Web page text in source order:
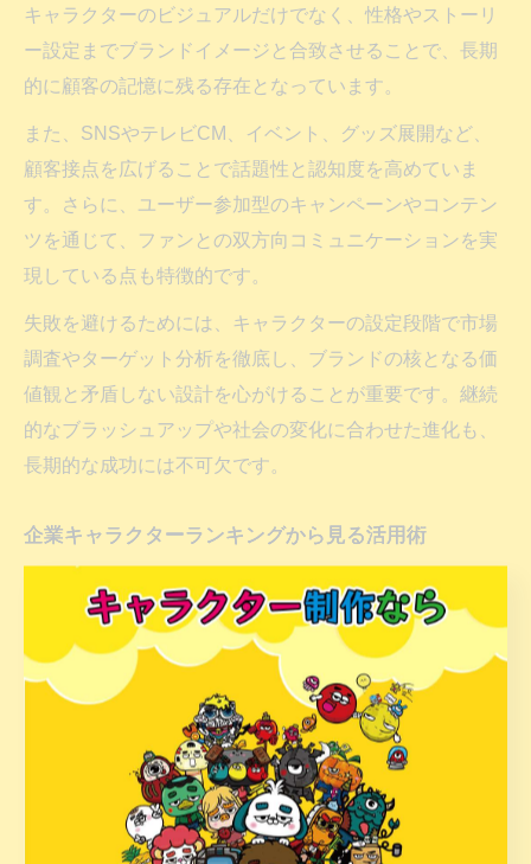
キャラクターのビジュアルだけでなく、性格やストーリ
ー設定までブランドイメージと合致させることで、長期
的に顧客の記憶に残る存在となっています。
また、SNSやテレビCM、イベント、グッズ展開など、
顧客接点を広げることで話題性と認知度を高めていま
す。さらに、ユーザー参加型のキャンペーンやコンテン
ツを通じて、ファンとの双方向コミュニケーションを実
現している点も特徴的です。
失敗を避けるためには、キャラクターの設定段階で市場
調査やターゲット分析を徹底し、ブランドの核となる価
値観と矛盾しない設計を心がけることが重要です。継続
的なブラッシュアップや社会の変化に合わせた進化も、
長期的な成功には不可欠です。
企業キャラクターランキングから見る活用術
は、認知度の高さや話題性、顧客とのコミュニケーショ
ン力に優れています。ランキング上位のキャラクター
は、テレビCMやSNS、グッズ展開など多面的に活用さ
れており、企業ブランディングの中核を担っています。
これらのキャラクターに共通する活用術としては、ター
ゲット層の共感を呼ぶストーリーやデザイン、定期的な
イベントやキャンペーンの実施、メディアとの連携など